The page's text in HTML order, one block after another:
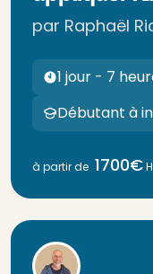
par Raphaël
1 jour - 7
Débutant à
à partir de 1700€